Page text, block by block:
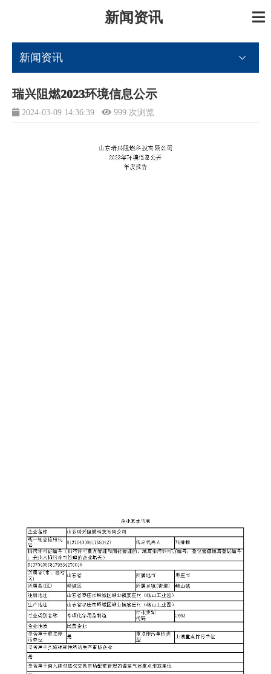
新闻资讯
新闻资讯
瑞兴阻燃2023环境信息公示
2024-03-09 14:36:39 999 次浏览